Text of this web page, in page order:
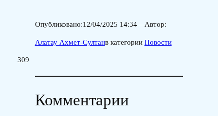
Опубликовано:12/04/2025 14:34—Автор:
Алатау Ахмет-Султанв категории Новости
309
Комментарии